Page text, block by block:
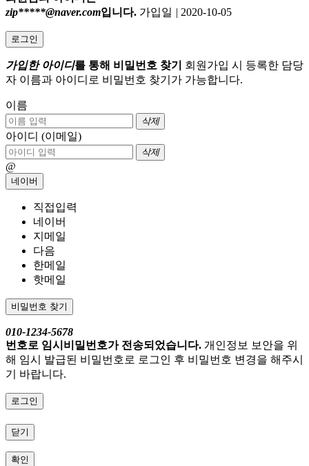
zip*****@naver.com입니다. 가입일 | 2020-10-05
로그인
가입한 아이디를 통해 비밀번호 찾기
회원가입 시 등록한 담당
자 이름과 아이디로 비밀번호 찾기가 가능합니다.
이름
삭제
아이디 (이메일)
삭제
@
네이버
직접입력
네이버
지메일
다음
한메일
핫메일
비밀번호 찾기
010-1234-5678
번호로 임시비밀번호가 전송되었습니다. 개인정보 보안을 위
해 임시 발급된 비밀번호로 로그인 후 비밀번호 변경을 해주시
기 바랍니다.
로그인
닫기
확인